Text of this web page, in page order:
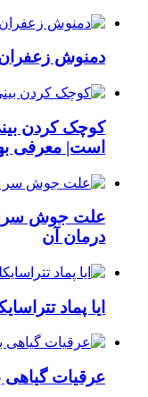
دمنوش
کوچک کردن
است| معرفی
علت جوش
درمان آن
ایا پماد
عرقیات